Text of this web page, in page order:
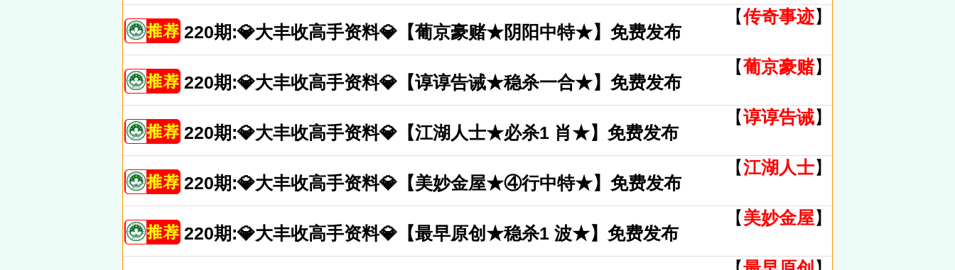
【传奇事迹】
220期:💎大丰收高手资料💎【葡京豪赌★阴阳中特★】免费发布
【葡京豪赌】
220期:💎大丰收高手资料💎【谆谆告诫★稳杀一合★】免费发布
【谆谆告诫】
220期:💎大丰收高手资料💎【江湖人士★必杀1 肖★】免费发布
【江湖人士】
220期:💎大丰收高手资料💎【美妙金屋★④行中特★】免费发布
【美妙金屋】
220期:💎大丰收高手资料💎【最早原创★稳杀1 波★】免费发布